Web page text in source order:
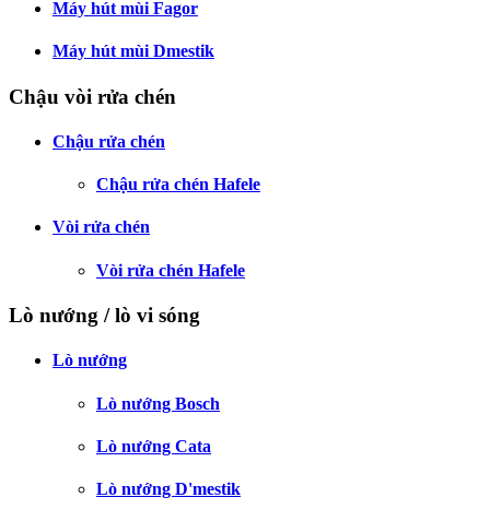
Máy hút mùi Fagor
Máy hút mùi Dmestik
Chậu vòi rửa chén
Chậu rửa chén
Chậu rửa chén Hafele
Vòi rửa chén
Vòi rửa chén Hafele
Lò nướng / lò vi sóng
Lò nướng
Lò nướng Bosch
Lò nướng Cata
Lò nướng D'mestik